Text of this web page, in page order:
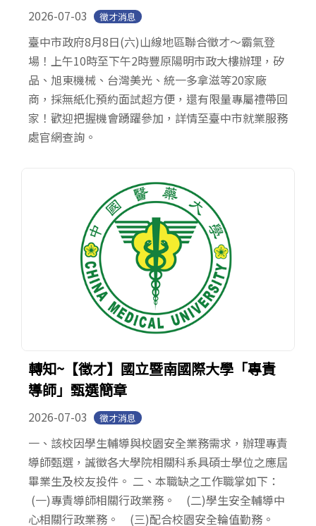
2026-07-03 徵才消息
臺中市政府8月8日(六)山線地區聯合徵才～霸氣登
場！上午10時至下午2時豐原陽明市政大樓辦理，矽
品、旭東機械、台灣美光、統一多拿滋等20家廠
商，採無紙化預約面試超方便，還有限量專屬禮帶回
家！歡迎把握機會踴躍參加，詳情至臺中市就業服務
處官網查詢。
轉知~【徵才】國立暨南國際大學「專責
導師」甄選簡章
2026-07-03 徵才消息
一、該校因學生輔導與校園安全業務需求，辦理專責
導師甄選，誠徵各大學院相關科系具碩士學位之應屆
畢業生及校友投件。 二、本職缺之工作職掌如下：
(一)專責導師相關行政業務。 (二)學生安全輔導中
心相關行政業務。 (三)配合校園安全輪值勤務。